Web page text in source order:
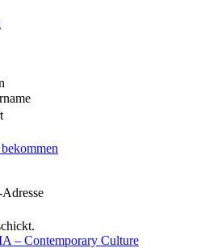
– Contemporary Culture